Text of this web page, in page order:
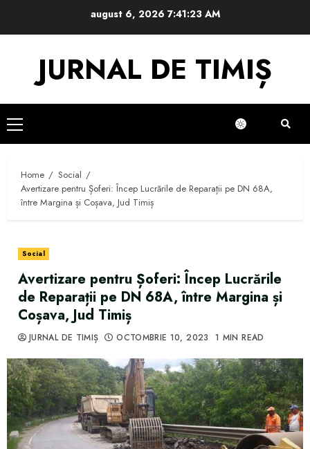
august 6, 2026 7:41:24 AM
JURNAL DE TIMIȘ
Primary
Menu
Home
Social
Avertizare pentru Șoferi: Încep Lucrările de Reparații pe DN 68A,
între Margina și Coșava, Jud Timiș
Social
Avertizare pentru Șoferi: Încep Lucrările
de Reparații pe DN 68A, între Margina și
Coșava, Jud Timiș
JURNAL DE TIMIȘ OCTOMBRIE 10, 2023 1 MIN READ